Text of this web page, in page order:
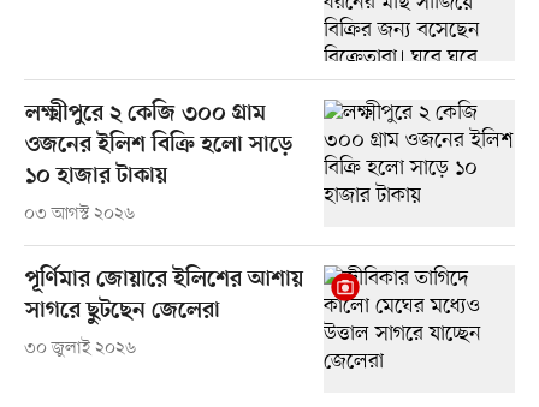
লক্ষ্মীপুরে ২ কেজি ৩০০ গ্রাম
ওজনের ইলিশ বিক্রি হলো সাড়ে
১০ হাজার টাকায়
০৩ আগস্ট ২০২৬
পূর্ণিমার জোয়ারে ইলিশের আশায়
সাগরে ছুটছেন জেলেরা
৩০ জুলাই ২০২৬